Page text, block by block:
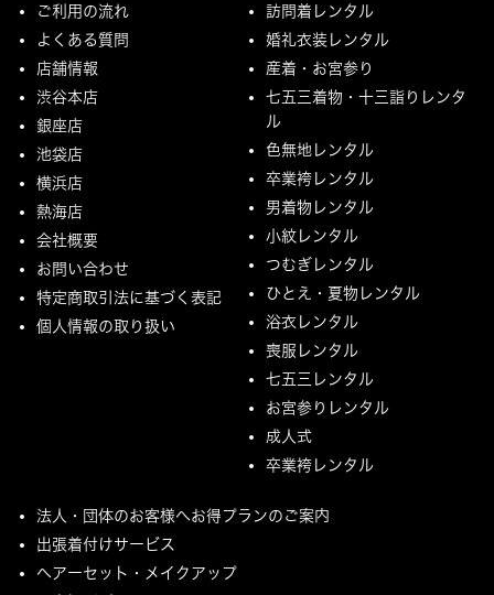
ご利用の流れ
よくある質問
店舗情報
渋谷本店
銀座店
池袋店
横浜店
熱海店
会社概要
お問い合わせ
特定商取引法に基づく表記
個人情報の取り扱い
訪問着レンタル
婚礼衣装レンタル
産着・お宮参り
七五三着物・十三詣りレンタ
ル
色無地レンタル
卒業袴レンタル
男着物レンタル
小紋レンタル
つむぎレンタル
ひとえ・夏物レンタル
浴衣レンタル
喪服レンタル
七五三レンタル
お宮参りレンタル
成人式
卒業袴レンタル
法人・団体のお客様へお得プランのご案内
出張着付けサービス
ヘアーセット・メイクアップ